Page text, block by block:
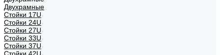
Двухрамные
Стойки 17U
Стойки 24U
Стойки 27U
Стойки 33U
Стойки 37U